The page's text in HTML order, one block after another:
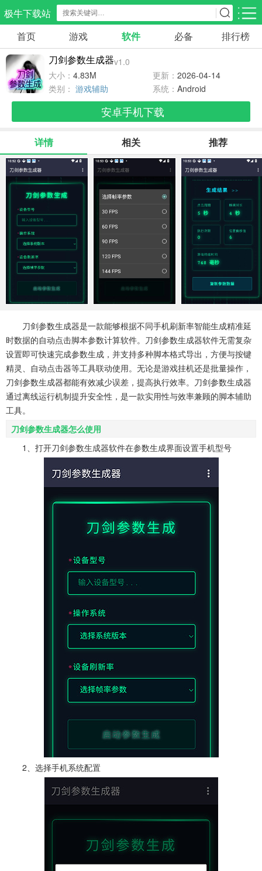
极牛下载站
应用分类 游戏分类
生活服务
297款应用
教育学习
178款应用
气象交通
84款应用
游戏辅助
478款应用
摄影美化
215款应用
社交聊天
183款应用
电子图书
439款应用
移动办公
184款应用
新闻阅读
43款应用
金融理财
54款应用
媒体影音
602款应用
系统工具
53款应用
ai工具
334款应用
96款应用
首页 游戏 软件 必备 排行榜
刀剑参数生成器v1.0
大小： 4.83M 更新： 2026-04-14
类别： 游戏辅助 系统： Android
安卓手机下载
详情 相关 推荐
刀剑参数生成器是一款能够根据不同手机刷新率智能生成精准延
时数据的自动点击脚本参数计算软件。刀剑参数生成器软件无需复杂
设置即可快速完成参数生成，并支持多种脚本格式导出，方便与按键
精灵、自动点击器等工具联动使用。无论是游戏挂机还是批量操作，
刀剑参数生成器都能有效减少误差，提高执行效率。刀剑参数生成器
通过离线运行机制提升安全性，是一款实用性与效率兼顾的脚本辅助
工具。
刀剑参数生成器怎么使用
1、打开刀剑参数生成器软件在参数生成界面设置手机型号
2、选择手机系统配置